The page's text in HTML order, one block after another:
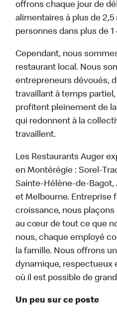
offrons chaque jour de
alimentaires à plus de
personnes dans plus de
Cependant, nous
restaurant local. Nous
entrepreneurs dévoués,
travaillant à temps
profitent pleinement de
qui redonnent à la
travaillent.
Les Restaurants Auger
en Montérégie : Sorel-
Sainte-Hélène-de-Bagot,
et Melbourne. Entreprise
croissance, nous
au cœur de tout ce que
nous, chaque employé
la famille. Nous offrons
dynamique, respectueux
où il est possible de
Un peu sur ce poste